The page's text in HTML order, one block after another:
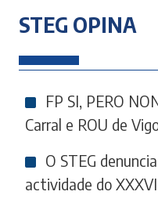
STEG OPINA
FP SI, PERO
Carral e ROU de
O STEG
actividade do